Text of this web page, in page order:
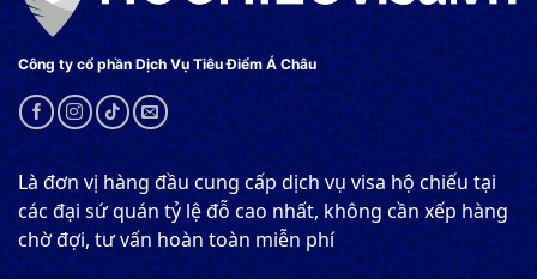
Công ty cổ phần Dịch Vụ Tiêu Điểm Á Châu
Là đơn vị hàng đầu cung cấp dịch vụ visa hộ chiếu tại
các đại sứ quán tỷ lệ đỗ cao nhất, không cần xếp hàng
chờ đợi, tư vấn hoàn toàn miễn phí